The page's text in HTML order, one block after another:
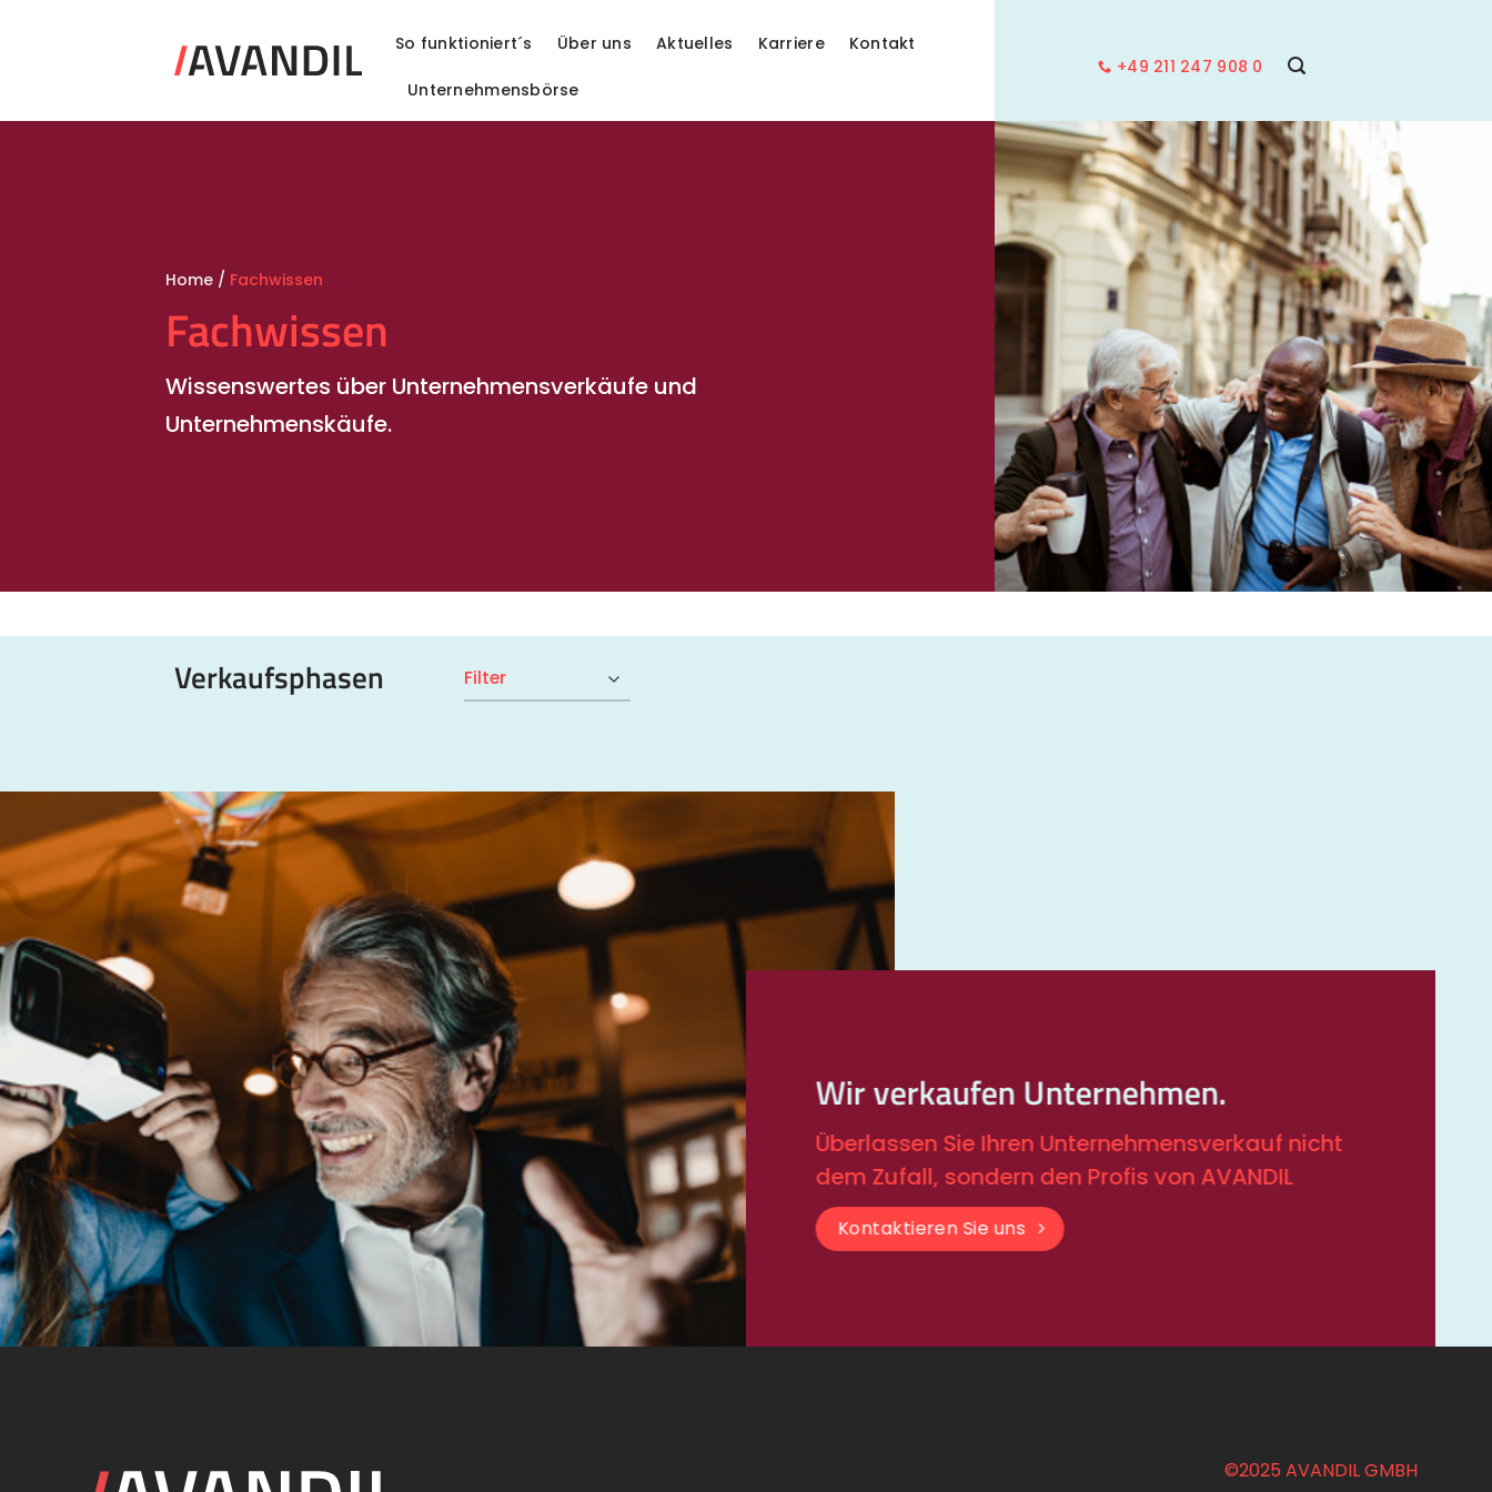
So funktioniert´s Über uns Aktuelles Karriere Kontakt
Unternehmensbörse
+49 211 247 908 0
Home / Fachwissen
Fachwissen
Wissenswertes über Unternehmensverkäufe und
Unternehmenskäufe.
Verkaufsphasen
Wir verkaufen Unternehmen.
Überlassen Sie Ihren Unternehmensverkauf nicht
dem Zufall, sondern den Profis von AVANDIL
Kontaktieren Sie uns
©2025 AVANDIL GMBH